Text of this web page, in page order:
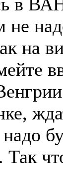
в
не
на
Так